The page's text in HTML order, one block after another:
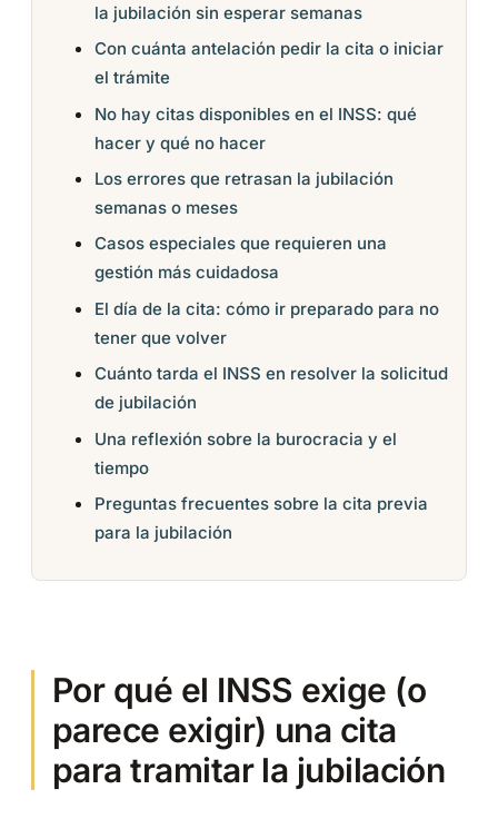
la jubilación sin esperar semanas
Con cuánta antelación pedir la cita o iniciar
el trámite
No hay citas disponibles en el INSS: qué
hacer y qué no hacer
Los errores que retrasan la jubilación
semanas o meses
Casos especiales que requieren una
gestión más cuidadosa
El día de la cita: cómo ir preparado para no
tener que volver
Cuánto tarda el INSS en resolver la solicitud
de jubilación
Una reflexión sobre la burocracia y el
tiempo
Preguntas frecuentes sobre la cita previa
para la jubilación
Por qué el INSS exige (o
parece exigir) una cita
para tramitar la jubilación